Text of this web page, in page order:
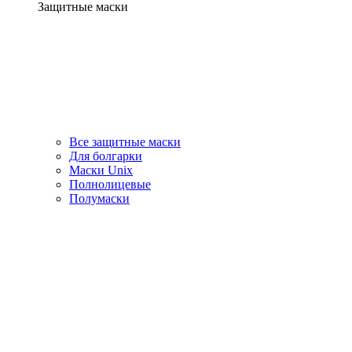
Защитные маски
Все защитные маски
Для болгарки
Маски Unix
Полнолицевые
Полумаски